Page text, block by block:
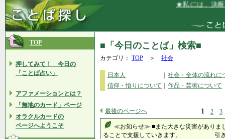
★私には、決断力
TOP
押してみて！ 今日の
「ことば占い」
アファメーションとは？
「無地のカード」ページ
オラクルカードの
ページへようこそ
■「今日のことば」検索■
カテゴリ： TOP ＞ 社会
日本人
社会・全体の流れに
信仰・悟りについて
作品・芸術について
最後のページへ 1 2 3
≪お知らせ≫ ■また大きな災害があり
ることで支援していきます。 引き続